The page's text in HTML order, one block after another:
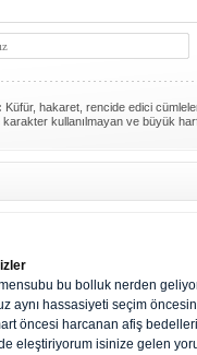
Küfür, hakaret, rencide edici
kullanılmayan ve büyük
bu bolluk nerden
aynı hassasiyeti seçim
öncesi harcanan afiş
eleştiriyorum isinize gelen